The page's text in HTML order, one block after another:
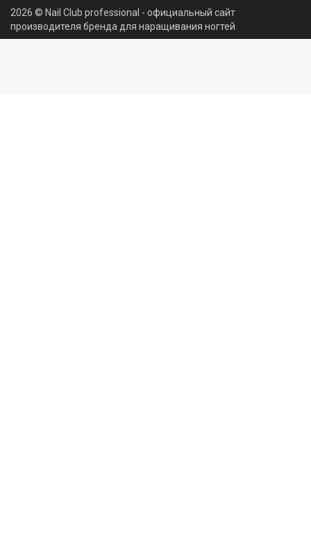
2026 © Nail Club professional - официальный сайт
производителя бренда для наращивания ногтей